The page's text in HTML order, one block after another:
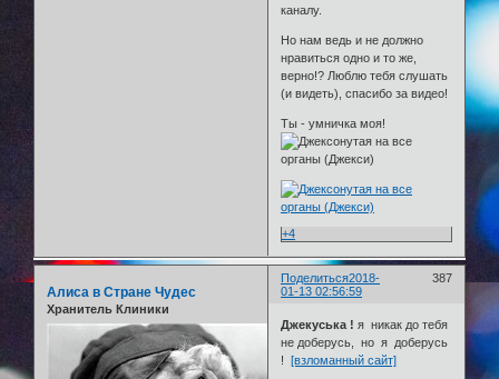
каналу.
Но нам ведь и не должно
нравиться одно и то же,
верно!? Люблю тебя слушать
(и видеть), спасибо за видео!
Ты - умничка моя!
+4
Поделиться 387
2018-
01-13 02:56:59
Алиса в Стране Чудес
Хранитель Клиники
Джекуська !я никак до тебя
не доберусь, но я доберусь
![взломанный сайт]